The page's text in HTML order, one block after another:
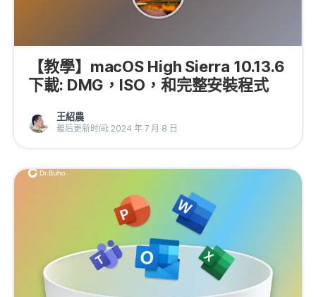
【教學】macOS High Sierra 10.13.6
下載: DMG，ISO，和完整安裝程式
王紹農
最后更新时间: 2024 年 7 月 8 日